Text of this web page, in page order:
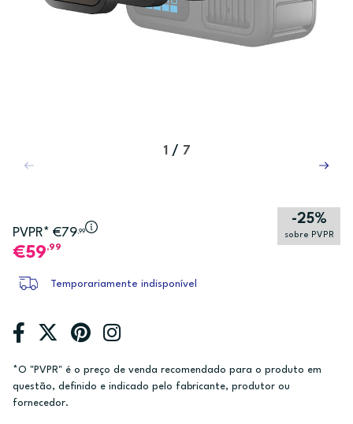
1 / 7
PVPR* €79,99
-25%
sobre PVPR
59,99
Temporariamente indisponível
*O "PVPR" é o preço de venda recomendado para o produto em
questão, definido e indicado pelo fabricante, produtor ou
fornecedor.